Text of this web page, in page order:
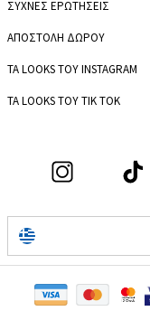
ΣΥΧΝΕΣ ΕΡΩΤΗΣΕΙΣ
ΑΠΟΣΤΟΛΗ ΔΩΡΟΥ
ΤΑ LOOKS ΤΟΥ INSTAGRAM
ΤΑ LOOKS ΤΟΥ TIK TOK